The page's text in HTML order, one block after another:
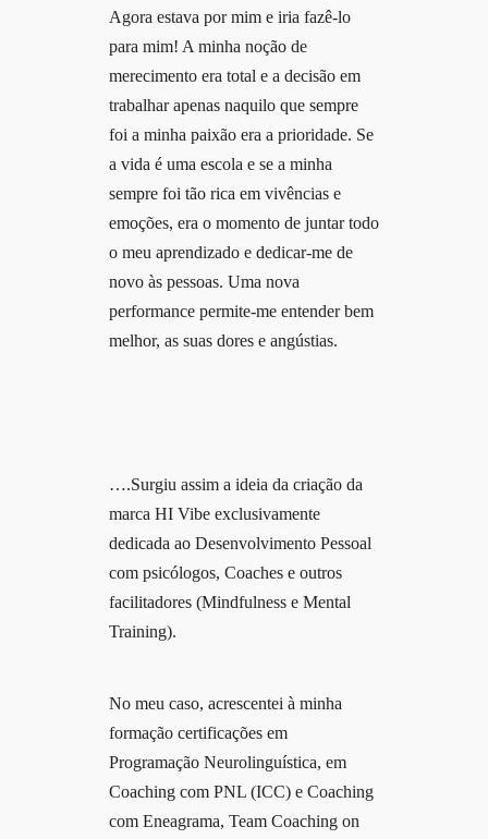
Agora estava por mim e iria fazê-lo
para mim! A minha noção de
merecimento era total e a decisão em
trabalhar apenas naquilo que sempre
foi a minha paixão era a prioridade. Se
a vida é uma escola e se a minha
sempre foi tão rica em vivências e
emoções, era o momento de juntar todo
o meu aprendizado e dedicar-me de
novo às pessoas. Uma nova
performance permite-me entender bem
melhor, as suas dores e angústias.
….Surgiu assim a ideia da criação da
marca HI Vibe exclusivamente
dedicada ao Desenvolvimento Pessoal
com psicólogos, Coaches e outros
facilitadores (Mindfulness e Mental
Training).
No meu caso, acrescentei à minha
formação certificações em
Programação Neurolinguística, em
Coaching com PNL (ICC) e Coaching
com Eneagrama, Team Coaching on